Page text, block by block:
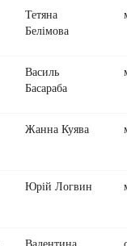
Тетяна
Белімова
Василь
Басараба
Жанна Куява
Юрій Логвин